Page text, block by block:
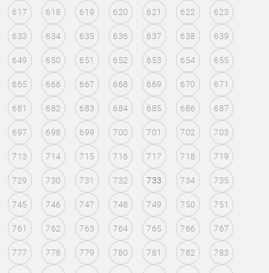
617 618 619 620 621 622 623
633 634 635 636 637 638 639
649 650 651 652 653 654 655
665 666 667 668 669 670 671
681 682 683 684 685 686 687
697 698 699 700 701 702 703
713 714 715 716 717 718 719
729 730 731 732 733 734 735
745 746 747 748 749 750 751
761 762 763 764 765 766 767
777 778 779 780 781 782 783